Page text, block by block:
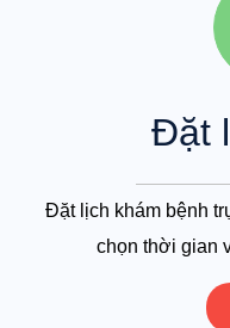
Đặt lịch khám bệnh
chọn thời gian